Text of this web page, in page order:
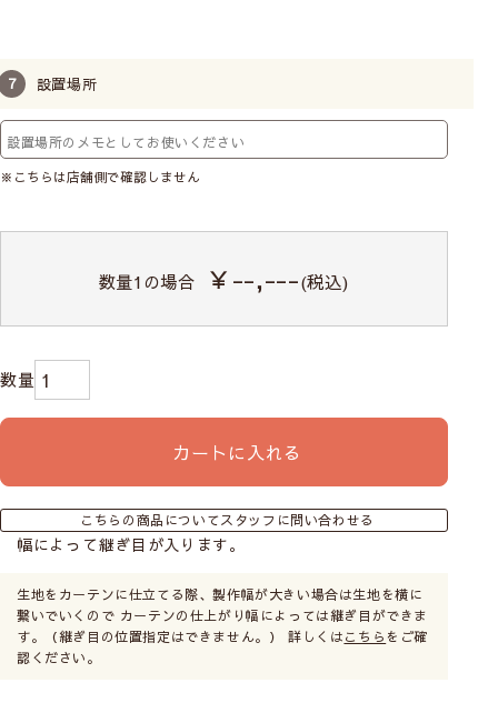
設置場所
※こちらは店舗側で確認しません
数量1の場合 ￥--,---(税込)
カートに入れる
こちらの商品についてスタッフに問い合わせる
幅によって継ぎ目が入ります。
生地をカーテンに仕立てる際、製作幅が大きい場合は生地を横に
繋いでいくので カーテンの仕上がり幅によっては継ぎ目ができま
す。（継ぎ目の位置指定はできません。） 詳しくはこちら をご確
認ください。